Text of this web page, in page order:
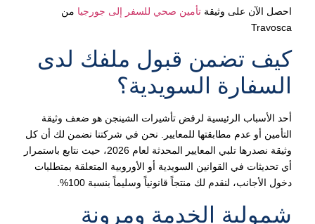
احصل الآن على وثيقة تأمين صحي للسفر إلى جورجيامن
Travosca
كيف تضمن قبول ملفك لدى
السفارة السويدية؟
أحد الأسباب الرئيسية لرفض تأشيرات الشينجن هو ضعف وثيقة
التأمين أو عدم مطابقتها للمعايير. نحن في شركتنا نضمن لك أن كل
وثيقة نصدرها تلبي المعايير المحدثة لعام 2026، حيث نتابع باستمرار
أي تحديثات في القوانين السويدية أو الأوروبية المتعلقة بمتطلبات
دخول الأجانب، لنقدم لك منتجاً قانونياً وسليماً بنسبة 100%.
شمولية الخدمة ومرونة